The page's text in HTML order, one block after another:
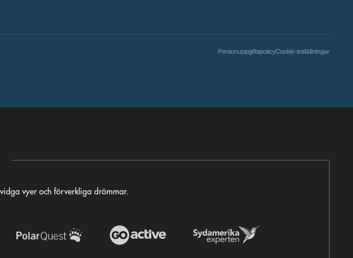
PersonuppgiftspolicyCookie-inställningar
vyer och förverkliga drömmar.